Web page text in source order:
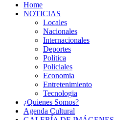
Home
NOTICIAS
Locales
Nacionales
Internacionales
Deportes
Politica
Policiales
Economia
Entretenimiento
Tecnologia
¿Quienes Somos?
Agenda Cultural